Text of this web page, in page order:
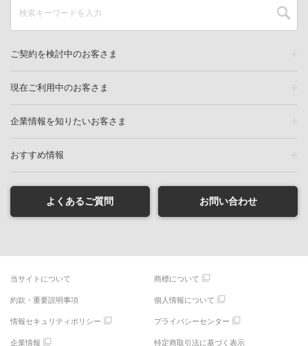
ご契約を検討中のお客さま
現在ご利用中のお客さま
企業情報を知りたいお客さま
おすすめ情報
よくあるご質問 お問い合わせ
当サイトについて 商標について
約款・重要説明事項 個人情報について
情報セキュリティポリシー プライバシーセンター
企業情報 特定商取引法に基づく表示